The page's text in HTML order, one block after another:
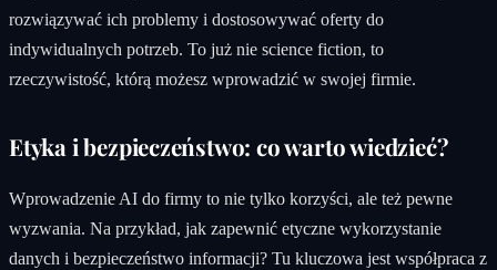
rozwiązywać ich problemy i dostosowywać oferty do
indywidualnych potrzeb. To już nie science fiction, to
rzeczywistość, którą możesz wprowadzić w swojej firmie.
Etyka i bezpieczeństwo: co warto wiedzieć?
Wprowadzenie AI do firmy to nie tylko korzyści, ale też pewne
wyzwania. Na przykład, jak zapewnić etyczne wykorzystanie
danych i bezpieczeństwo informacji? Tu kluczowa jest współpraca z